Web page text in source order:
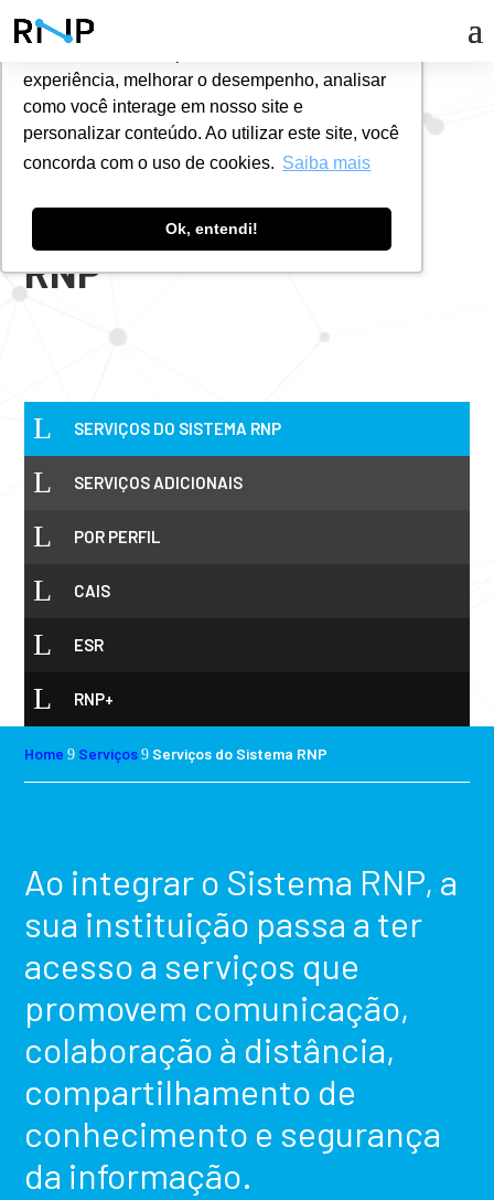
experiência, melhorar o desempenho, analisar
como você interage em nosso site e
personalizar conteúdo. Ao utilizar este site, você
concorda com o uso de cookies. Saiba mais
Ok, entendi!
# SERVIÇOS
Serviços do Sistema
RNP
L SERVIÇOS DO SISTEMA RNP
L SERVIÇOS ADICIONAIS
L POR PERFIL
L CAIS
L ESR
L RNP+
Home 9 Serviços 9 Serviços do Sistema RNP
Ao integrar o Sistema RNP, a
sua instituição passa a ter
acesso a serviços que
promovem comunicação,
colaboração à distância,
compartilhamento de
conhecimento e segurança
da informação.